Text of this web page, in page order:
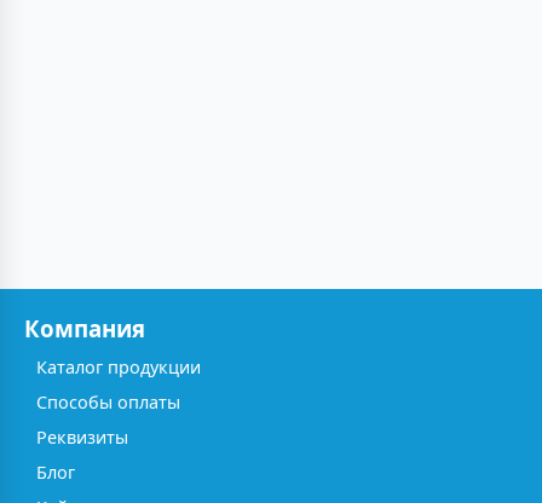
Компания
Каталог продукции
Способы оплаты
Реквизиты
Блог